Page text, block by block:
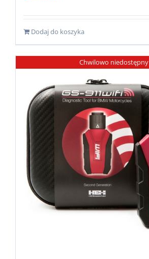
Dodaj do koszyka
Chwilowo niedostępny